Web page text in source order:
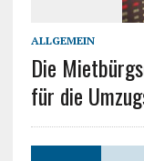
ALLGEMEIN
Die
für die